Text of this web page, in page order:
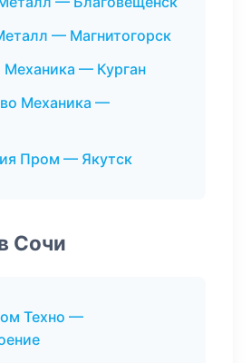
— Магнитогорск
— Курган
Механика —
Пром — Якутск
Сочи
Техно —